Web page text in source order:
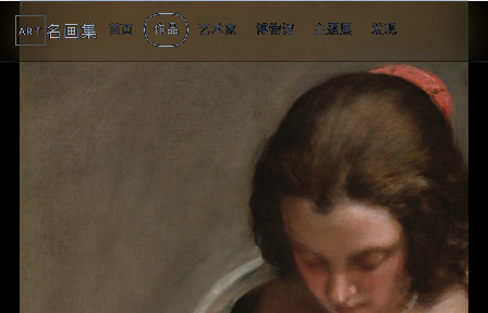
ART 名画集 首页 作品 艺术家 博物馆 主题展 发现
1
2
3
4
5